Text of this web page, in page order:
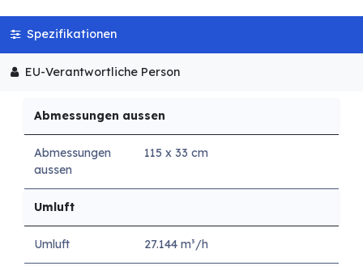
Spezifikationen
EU-Verantwortliche Person
Abmessungen aussen
Abmessungen
aussen
115 x 33 cm
Umluft
Umluft 27.144 m³/h